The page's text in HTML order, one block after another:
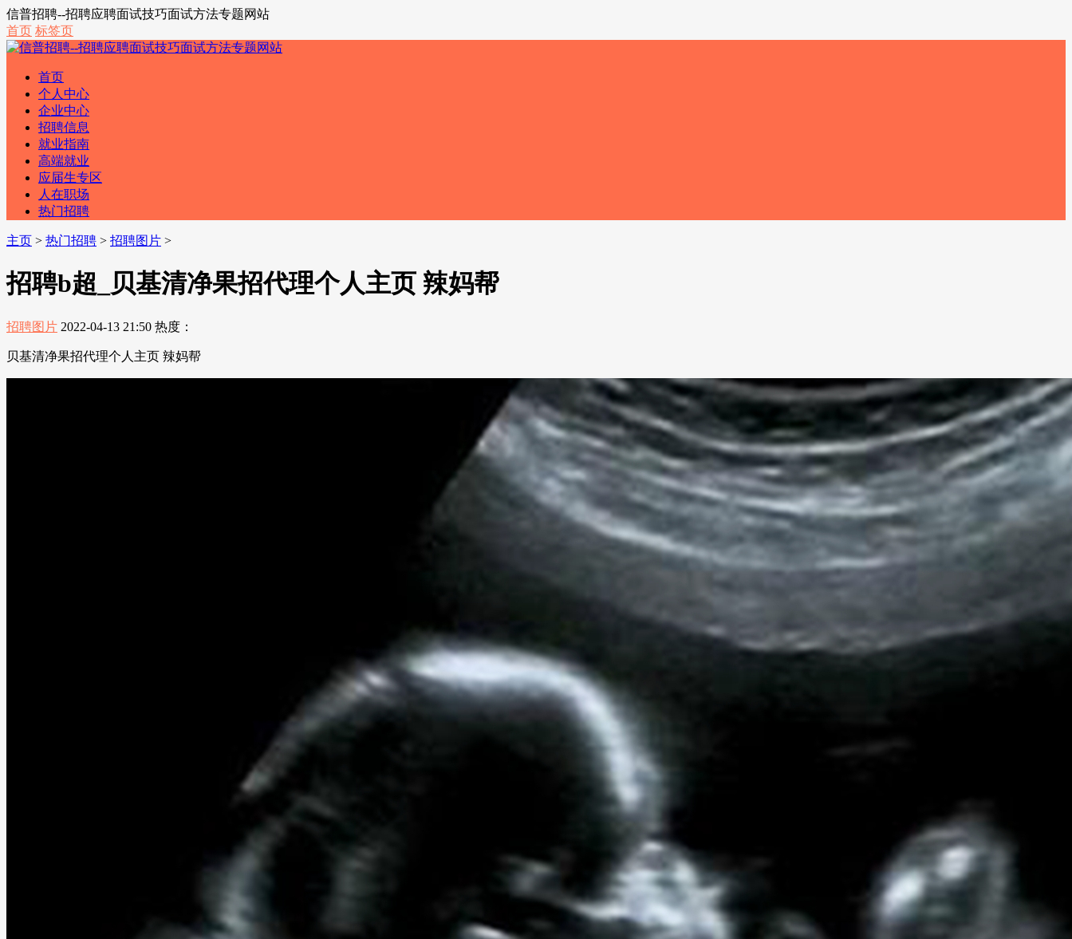
信普招聘--招聘应聘面试技巧面试方法专题网站
首页 标签页
首页
个人中心
企业中心
招聘信息
就业指南
高端就业
应届生专区
人在职场
热门招聘
主页 > 热门招聘 > 招聘图片 >
招聘b超_贝基清净果招代理个人主页 辣妈帮
招聘图片 2022-04-13 21:50 热度：
贝基清净果招代理个人主页 辣妈帮